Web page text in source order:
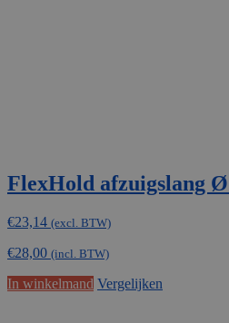
FlexHold afzuigslang
€23,14 (excl. BTW)
€28,00 (incl. BTW)
In winkelmand Vergelijken